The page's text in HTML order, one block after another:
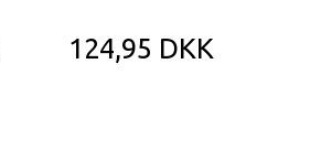
124,95 DKK